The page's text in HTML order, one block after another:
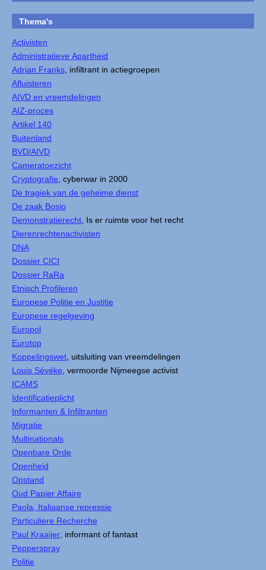
Thema's
Activisten
Administratieve Apartheid
Adrian Franks , infiltrant in actiegroepen
Afluisteren
AIVD en vreemdelingen
AIZ-proces
Artikel 140
Buitenland
BVD/AIVD
Cameratoezicht
Cryptografie , cyberwar in 2000
De tragiek van de geheime dienst
De zaak Bosio
Demonstratierecht , Is er ruimte voor het recht
Dierenrechtenactivisten
DNA
Dossier CICI
Dossier RaRa
Etnisch Profileren
Europese Politie en Justitie
Europese regelgeving
Europol
Eurotop
Koppelingswet , uitsluiting van vreemdelingen
Louis Sévèke , vermoorde Nijmeegse activist
ICAMS
Identificatieplicht
Informanten & Infiltranten
Migratie
Multinationals
Openbare Orde
Openheid
Opstand
Oud Papier Affaire
Paola, Italiaanse repressie
Particuliere Recherche
Paul Kraaijer , informant of fantast
Pepperspray
Politie